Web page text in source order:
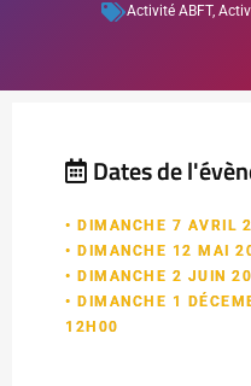
Activité ABFT,
Dates de
• DIMANCHE 7 AVRIL
• DIMANCHE 12 MAI
• DIMANCHE 2 JUIN
• DIMANCHE 1
12H00